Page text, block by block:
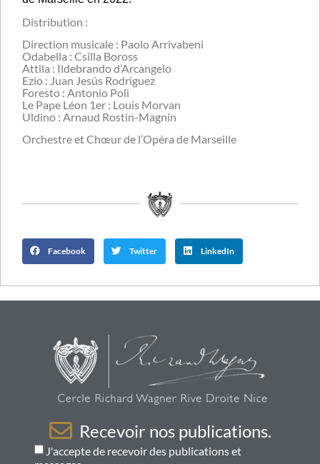
Distribution :
Direction musicale : Paolo Arrivabeni
Odabella : Csilla Boross
Attila : Ildebrando d’Arcangelo
Ezio : Juan Jesús Rodriguez
Foresto : Antonio Poli
Le Pape Léon 1er : Louis Morvan
Uldino : Arnaud Rostin-Magnin
Orchestre et Chœur de l’Opéra de Marseille
Facebook Twitter LinkedIn
Recevoir nos publications.
J'accepte de recevoir des publications et